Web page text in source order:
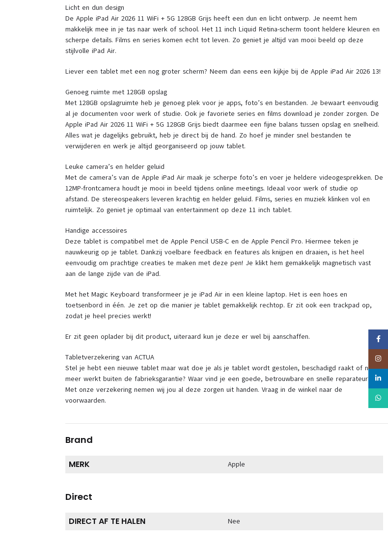
Licht en dun design
De Apple iPad Air 2026 11 WiFi + 5G 128GB Grijs heeft een dun en licht ontwerp. Je neemt hem
makkelijk mee in je tas naar werk of school. Het 11 inch Liquid Retina-scherm toont heldere kleuren en
scherpe details. Films en series komen echt tot leven. Zo geniet je altijd van mooi beeld op deze
stijlvolle iPad Air.
Liever een tablet met een nog groter scherm? Neem dan eens een kijkje bij de Apple iPad Air 2026 13!
Genoeg ruimte met 128GB opslag
Met 128GB opslagruimte heb je genoeg plek voor je apps, foto’s en bestanden. Je bewaart eenvoudig
al je documenten voor werk of studie. Ook je favoriete series en films download je zonder zorgen. De
Apple iPad Air 2026 11 WiFi + 5G 128GB Grijs biedt daarmee een fijne balans tussen opslag en snelheid.
Alles wat je dagelijks gebruikt, heb je direct bij de hand. Zo hoef je minder snel bestanden te
verwijderen en werk je altijd georganiseerd op jouw tablet.
Leuke camera’s en helder geluid
Met de camera’s van de Apple iPad Air maak je scherpe foto’s en voer je heldere videogesprekken. De
12MP-frontcamera houdt je mooi in beeld tijdens online meetings. Ideaal voor werk of studie op
afstand. De stereospeakers leveren krachtig en helder geluid. Films, series en muziek klinken vol en
ruimtelijk. Zo geniet je optimaal van entertainment op deze 11 inch tablet.
Handige accessoires
Deze tablet is compatibel met de Apple Pencil USB-C en de Apple Pencil Pro. Hiermee teken je
nauwkeurig op je tablet. Dankzij voelbare feedback en features als knijpen en draaien, is het heel
eenvoudig om prachtige creaties te maken met deze pen! Je klikt hem gemakkelijk magnetisch vast
aan de lange zijde van de iPad.
Met het Magic Keyboard transformeer je je iPad Air in een kleine laptop. Het is een hoes en
toetsenbord in één. Je zet op die manier je tablet gemakkelijk rechtop. Er zit ook een trackpad op,
zodat je heel precies werkt!
Er zit geen oplader bij dit product, uiteraard kun je deze er wel bij aanschaffen.
Tabletverzekering van ACTUA
Stel je hebt een nieuwe tablet maar wat doe je als je tablet wordt gestolen, beschadigd raakt of niet
meer werkt buiten de fabrieksgarantie? Waar vind je een goede, betrouwbare en snelle reparateur?
Met onze verzekering nemen wij jou al deze zorgen uit handen. Vraag in de winkel naar de
voorwaarden.
Brand
MERK Apple
Direct
DIRECT AF TE HALEN Nee